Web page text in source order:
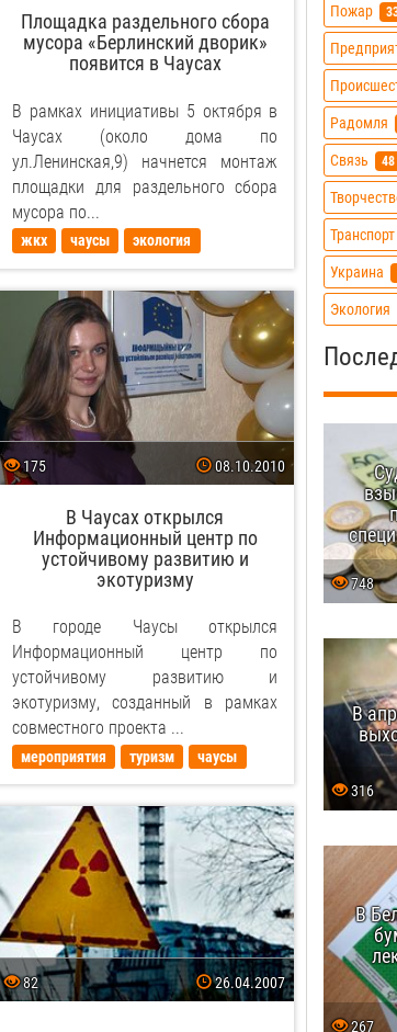
Площадка раздельного сбора
мусора «Берлинский дворик»
появится в Чаусах
В рамках инициативы 5 октября в
Чаусах (около дома по
ул.Ленинская,9) начнется монтаж
площадки для раздельного сбора
мусора по...
жкх чаусы экология
175 08.10.2010
В Чаусах открылся
Информационный центр по
устойчивому развитию и
экотуризму
В городе Чаусы открылся
Информационный центр по
устойчивому развитию и
экотуризму, созданный в рамках
совместного проекта ...
мероприятия туризм чаусы
82 26.04.2007
Пожар
Радомля
Связь 48
Транспорт
Украина
Экология
748
В
316
В
267